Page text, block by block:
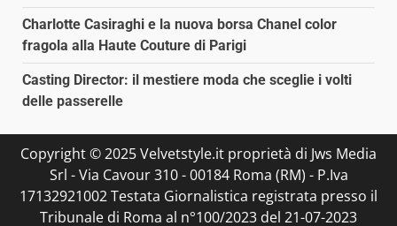
Charlotte Casiraghi e la nuova borsa Chanel color
fragola alla Haute Couture di Parigi
Casting Director: il mestiere moda che sceglie i volti
delle passerelle
Copyright © 2025 Velvetstyle.it proprietà di Jws Media
Srl - Via Cavour 310 - 00184 Roma (RM) - P.Iva
17132921002 Testata Giornalistica registrata presso il
Tribunale di Roma al n°100/2023 del 21-07-2023